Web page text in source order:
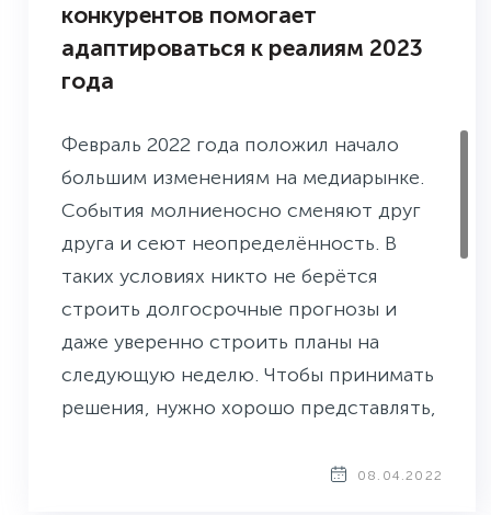
конкурентов помогает
адаптироваться к реалиям 2023
года
Февраль 2022 года положил начало
большим изменениям на медиарынке.
События молниеносно сменяют друг
друга и сеют неопределённость. В
таких условиях никто не берётся
строить долгосрочные прогнозы и
даже уверенно строить планы на
следующую неделю. Чтобы принимать
решения, нужно хорошо представлять,
важное и не отвлекаться на фейки.08.04.2022